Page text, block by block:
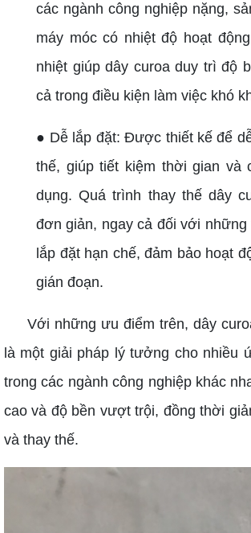
các ngành công nghiệp nặng,
máy móc có nhiệt độ hoạt
nhiệt giúp dây curoa duy trì độ
cả trong điều kiện làm việc khó
● Dễ lắp đặt: Được thiết kế để
thế, giúp tiết kiệm thời gian và
dụng. Quá trình thay thế dây
đơn giản, ngay cả đối với
lắp đặt hạn chế, đảm bảo hoạt
gián đoạn.
Với những ưu điểm trên, dây
là một giải pháp lý tưởng cho nhiều
trong các ngành công nghiệp khác
cao và độ bền vượt trội, đồng thời
và thay thế.